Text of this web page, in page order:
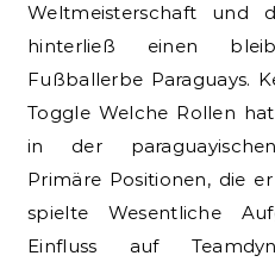
Weltmeisterschaft und
hinterließ einen
Fußballerbe Paraguays.
Toggle Welche Rollen
in der
Primäre Positionen, die
spielte Wesentliche
Einfluss auf